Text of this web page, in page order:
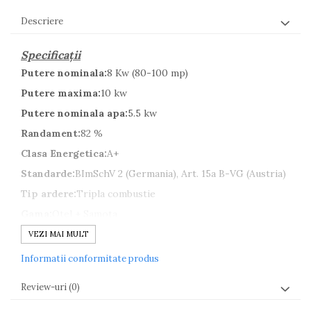
Descriere
Specificații
Putere nominala:8 Kw (80-100 mp)
Putere maxima:10 kw
Putere nominala apa:5.5 kw
Randament:82 %
Clasa Energetica:A+
Standarde:BImSchV 2 (Germania), Art. 15a B-VG (Austria)
Tip ardere:Tripla combustie
Tip Deschidere:
Tip Sticla:Standard
Diametru evacuare:
VEZI MAI MULT
Informatii conformitate produs
Review-uri(0)